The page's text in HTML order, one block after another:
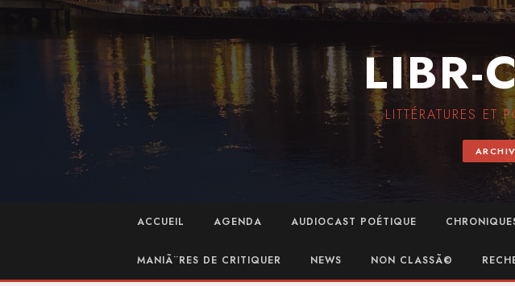
LIBR-
LITTÉRATURES ET
ACCUEIL AGENDA AUDIOCAST POÉTIQUE
MANIÃ¨RES DE CRITIQUER NEWS NON CLASSÃ©